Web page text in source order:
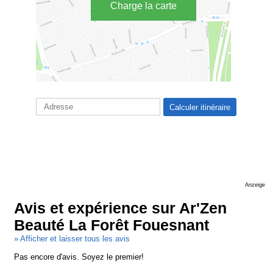
Charge la carte
Anzeige
Avis et expérience sur Ar'Zen
Beauté La Forêt Fouesnant
» Afficher et laisser tous les avis
Pas encore d'avis. Soyez le premier!